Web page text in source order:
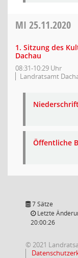
MI 25.11.2020
1. Sitzung des
Dachau
08:31-10:29 Uhr
Landratsamt
Öffentliche
7 Sätze
Letzte
20:00:26
© 2021